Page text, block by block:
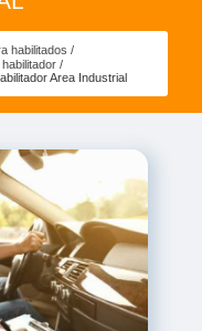
habilitados
Area Industrial